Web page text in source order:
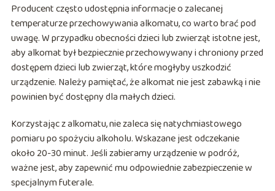
Producent często udostępnia informacje o zalecanej
temperaturze przechowywania alkomatu, co warto brać pod
uwagę. W przypadku obecności dzieci lub zwierząt istotne jest,
aby alkomat był bezpiecznie przechowywany i chroniony przed
dostępem dzieci lub zwierząt, które mogłyby uszkodzić
urządzenie. Należy pamiętać, że alkomat nie jest zabawką i nie
powinien być dostępny dla małych dzieci.
Korzystając z alkomatu, nie zaleca się natychmiastowego
pomiaru po spożyciu alkoholu. Wskazane jest odczekanie
około 20-30 minut. Jeśli zabieramy urządzenie w podróż,
ważne jest, aby zapewnić mu odpowiednie zabezpieczenie w
specjalnym futerale.